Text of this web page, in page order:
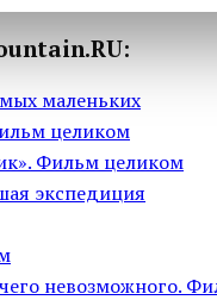
маленьких
целиком
Фильм целиком
экспедиция
невозможного.